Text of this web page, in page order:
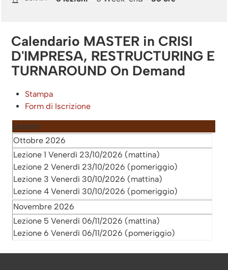
Calendario MASTER in CRISI
D'IMPRESA, RESTRUCTURING E
TURNAROUND On Demand
Stampa
Form di Iscrizione
Lezioni
Ottobre 2026
Lezione 1 Venerdì 23/10/2026 (mattina)
Lezione 2 Venerdì 23/10/2026 (pomeriggio)
Lezione 3 Venerdì 30/10/2026 (mattina)
Lezione 4 Venerdì 30/10/2026 (pomeriggio)
Novembre 2026
Lezione 5 Venerdì 06/11/2026 (mattina)
Lezione 6 Venerdì 06/11/2026 (pomeriggio)